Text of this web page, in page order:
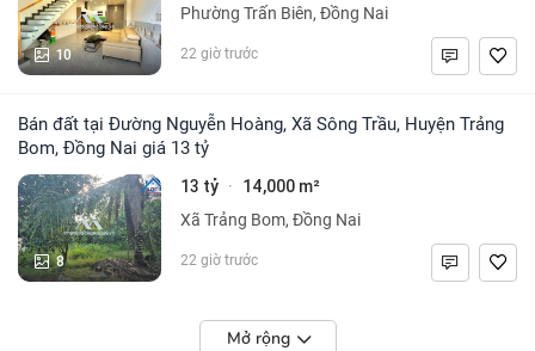
10
Phường Trấn Biên, Đồng Nai
22 giờ trước
Bán đất tại Đường Nguyễn Hoàng, Xã Sông Trầu, Huyện Trảng
Bom, Đồng Nai giá 13 tỷ
8
13 tỷ · 14,000 m²
Xã Trảng Bom, Đồng Nai
22 giờ trước
Mở rộng